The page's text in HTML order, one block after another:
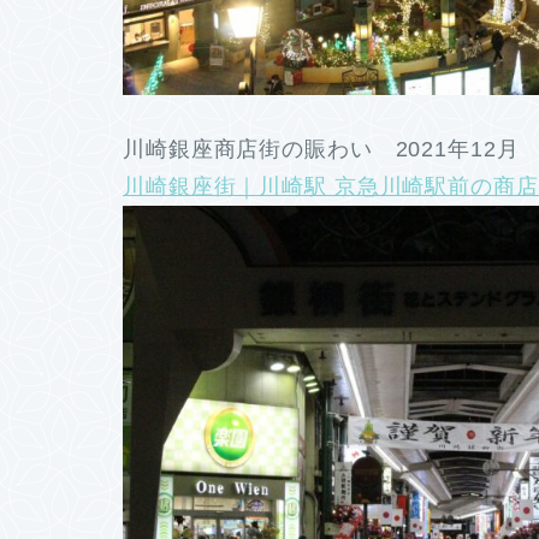
川崎銀座商店街の賑わい 2021年12月
川崎銀座街｜川崎駅 京急川崎駅前の商